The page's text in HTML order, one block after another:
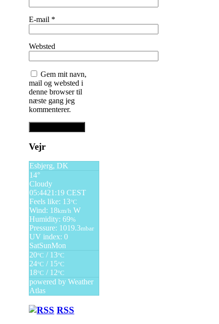
E-mail *
Websted
Gem mit navn,
mail og websted i
denne browser til
næste gang jeg
kommenterer.
Vejr
Esbjerg, DK
14°
Cloudy
05:4421:19 CEST
Feels like: 13°C
Wind: 18km/h W
Humidity: 69%
Pressure: 1019.3mbar
UV index: 0
SatSunMon
20°C / 13°C
24°C / 15°C
18°C / 12°C
powered by Weather
Atlas
RSS